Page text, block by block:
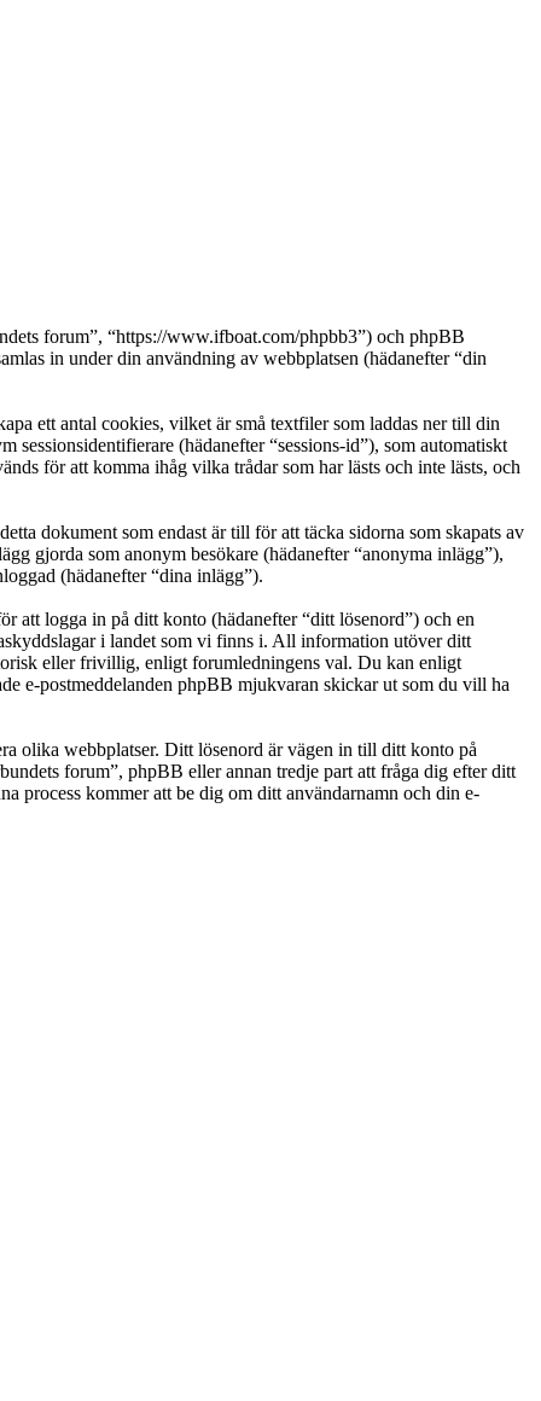
forum”, “https://www.ifboat.com/phpbb3”) och phpBB
in under din användning av webbplatsen (hädanefter “din
ett antal cookies, vilket är små textfiler som laddas ner till din
sessionsidentifierare (hädanefter “sessions-id”), som automatiskt
för att komma ihåg vilka trådar som har lästs och inte lästs, och
dokument som endast är till för att täcka sidorna som skapats av
gjorda som anonym besökare (hädanefter “anonyma inlägg”),
(hädanefter “dina inlägg”).
att logga in på ditt konto (hädanefter “ditt lösenord”) och en
i landet som vi finns i. All information utöver ditt
eller frivillig, enligt forumledningens val. Du kan enligt
e-postmeddelanden phpBB mjukvaran skickar ut som du vill ha
olika webbplatser. Ditt lösenord är vägen in till ditt konto på
forum”, phpBB eller annan tredje part att fråga dig efter ditt
process kommer att be dig om ditt användarnamn och din e-